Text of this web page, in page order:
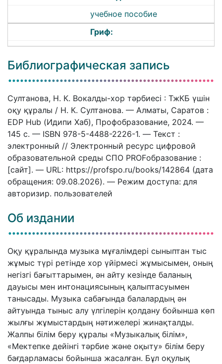
учебное пособие
Гриф:
Библиографическая запись
Султанова, Н. К. Вокалды-хор тәрбиесі : ТжКБ үшін
оқу құралы / Н. К. Султанова. — Алматы, Саратов :
EDP Hub (Идипи Хаб), Профобразование, 2024. —
145 c. — ISBN 978-5-4488-2226-1. — Текст :
электронный // Электронный ресурс цифровой
образовательной среды СПО PROFобразование :
[сайт]. — URL: https://profspo.ru/books/142864 (дата
обращения: 09.08.2026). — Режим доступа: для
авторизир. пользователей
Об издании
Оқу құралында музыка мұғалімдері сыныптан тыс
жұмыс түрі ретінде хор үйірмесі жұмысымен, оның
негізгі бағыттарымен, ән айту кезінде баланың
дауысы мен интонациясының қалыптасуымен
танысады. Музыка сабағында балалардың ән
айтуында тыныс алу үлгілерін қолдану бойынша көп
жылғы жұмыстардың нәтижелері жинақталды.
Жалпы білім беру құралы «Музыкалық білім»,
«Мектепке дейінгі тәрбие және оқыту» білім беру
бағдарламасы бойынша жасалған. Бұл оқулық